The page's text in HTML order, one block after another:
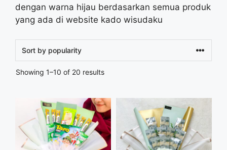
dengan warna hijau berdasarkan semua produk
yang ada di website kado wisudaku
Showing 1–10 of 20 resultsSorted